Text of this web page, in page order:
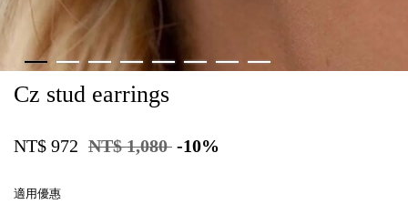
Cz stud earrings
NT$ 972 NT$ 1,080 -10%
適用優惠